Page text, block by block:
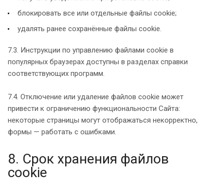
блокировать все или отдельные файлы cookie;
удалять ранее сохранённые файлы cookie.
7.3. Инструкции по управлению файлами cookie в
популярных браузерах доступны в разделах справки
соответствующих программ.
7.4. Отключение или удаление файлов cookie может
привести к ограничению функциональности Сайта:
некоторые страницы могут отображаться некорректно,
формы — работать с ошибками.
8. Срок хранения файлов
cookie